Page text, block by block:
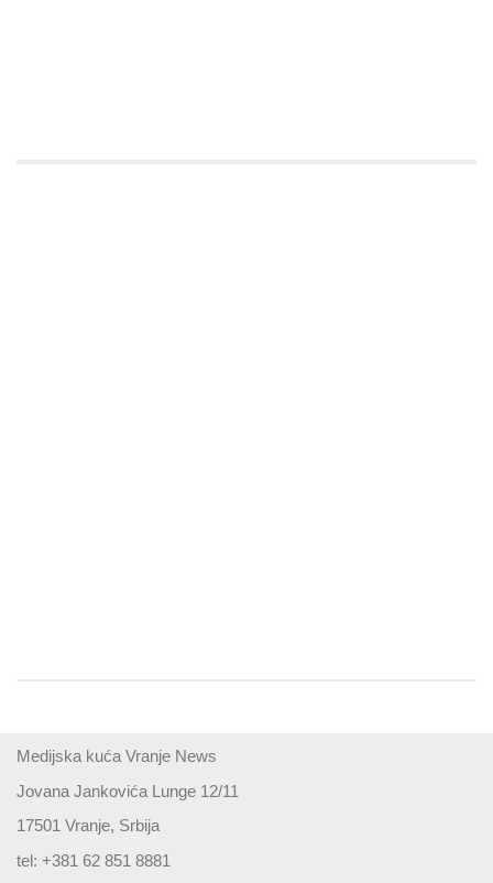
Medijska kuća Vranje News
Jovana Jankovića Lunge 12/11
17501 Vranje, Srbija
tel: +381 62 851 8881